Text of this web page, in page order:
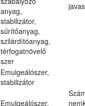
anyag,
stabilizátor,
sűrítőanyag,
szilárdítóanyag,
térfogatnövelő
szer
Emulgeálószer,
stabilizátor
Emulgeálószer,